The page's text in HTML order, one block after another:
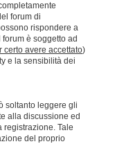
forum di
rispondere a
è soggetto ad
certo avere accettato)
e la sensibilità dei
soltanto leggere gli
alla discussione ed
Tale
del proprio